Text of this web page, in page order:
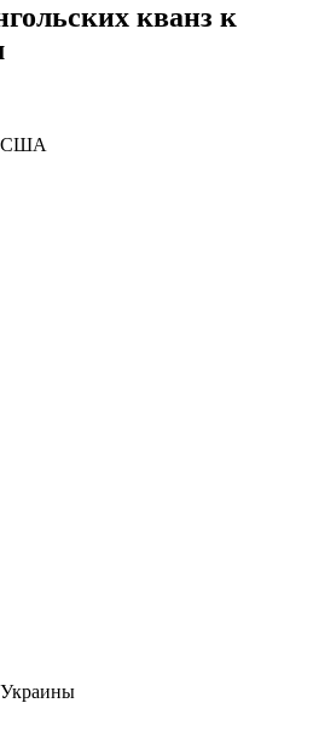
кванз к